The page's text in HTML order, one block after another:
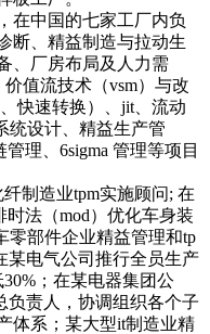
在中国的七家工厂内负
断、精益制造与拉动生
、厂房布局及人力需
价值流技术（vsm）与改
快速转换）、jit、流动
统设计、精益生产管
理、6sigma 管理等项目
制造业tpm实施顾问; 在
法（mod）优化车身装
零部件企业精益管理和tp
某电气公司推行全员生产
；在某电器集团公
负责人，协调组织各个子
体系；某大型it制造业精